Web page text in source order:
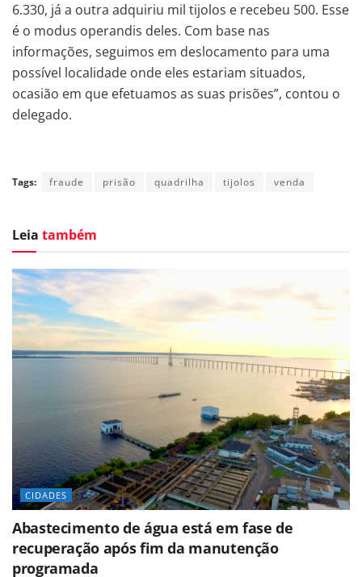
6.330, já a outra adquiriu mil tijolos e recebeu 500. Esse
é o modus operandis deles. Com base nas
informações, seguimos em deslocamento para uma
possível localidade onde eles estariam situados,
ocasião em que efetuamos as suas prisões”, contou o
delegado.
Tags: fraude prisão quadrilha tijolos venda
Leia também
CIDADES
Abastecimento de água está em fase de
recuperação após fim da manutenção
programada